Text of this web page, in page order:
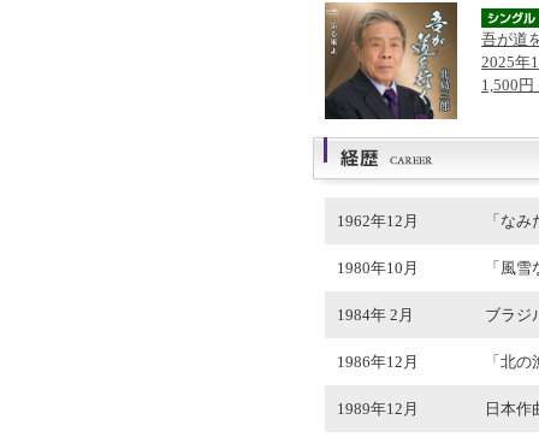
吾が道
2025年
1,500
1962年12月 「な
1980年10月 「風
1984年 2月 ブラジ
1986年12月 「北
1989年12月 日本作